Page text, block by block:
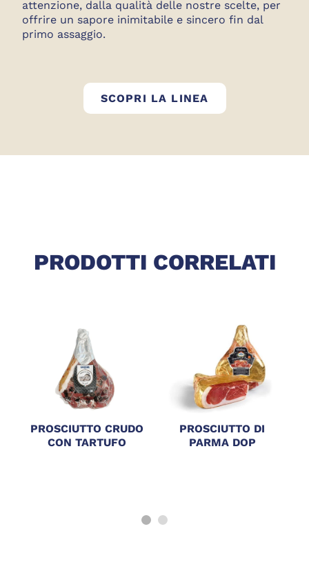
attenzione, dalla qualità delle nostre scelte, per
offrire un sapore inimitabile e sincero fin dal
primo assaggio.
SCOPRI LA LINEA
PRODOTTI CORRELATI
PROSCIUTTO CRUDO
CON TARTUFO
PROSCIUTTO DI
PARMA DOP